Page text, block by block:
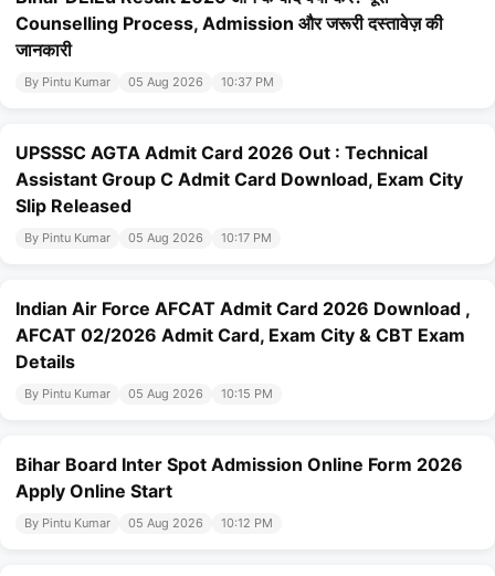
Counselling Process, Admission और जरूरी दस्तावेज़ की
जानकारी
By Pintu Kumar 05 Aug 2026 10:37 PM
UPSSSC AGTA Admit Card 2026 Out : Technical
Assistant Group C Admit Card Download, Exam City
Slip Released
By Pintu Kumar 05 Aug 2026 10:17 PM
Indian Air Force AFCAT Admit Card 2026 Download ,
AFCAT 02/2026 Admit Card, Exam City & CBT Exam
Details
By Pintu Kumar 05 Aug 2026 10:15 PM
Bihar Board Inter Spot Admission Online Form 2026
Apply Online Start
By Pintu Kumar 05 Aug 2026 10:12 PM